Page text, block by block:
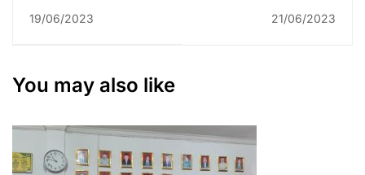
Baapung Diganjar
19/06/2023
“Selamat dan
21/06/2023
You may also like